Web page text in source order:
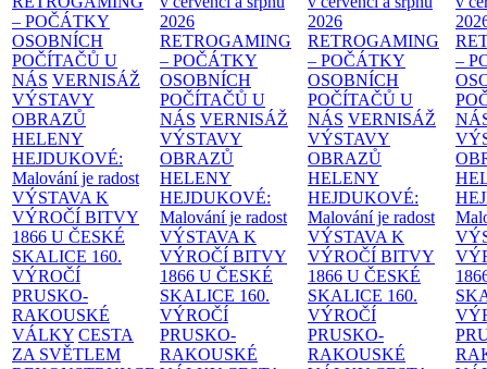
– POČÁTKY
OSOBNÍCH
POČÍTAČŮ U
NÁS VERNISÁŽ
VÝSTAVY
OBRAZŮ
HELENY
HEJDUKOVÉ:
Malování je radost
VÝSTAVA K
VÝROČÍ BITVY
1866 U ČESKÉ
SKALICE 160.
VÝROČÍ
PRUSKO-
RAKOUSKÉ
VÁLKY CESTA
ZA SVĚTLEM
2026
RETROGAMING
– POČÁTKY
OSOBNÍCH
POČÍTAČŮ U
NÁS VERNISÁŽ
VÝSTAVY
OBRAZŮ
HELENY
HEJDUKOVÉ:
Malování je radost
VÝSTAVA K
VÝROČÍ BITVY
1866 U ČESKÉ
SKALICE 160.
VÝROČÍ
PRUSKO-
RAKOUSKÉ
2026
RETROGAMING
– POČÁTKY
OSOBNÍCH
POČÍTAČŮ U
NÁS VERNISÁŽ
VÝSTAVY
OBRAZŮ
HELENY
HEJDUKOVÉ:
Malování je radost
VÝSTAVA K
VÝROČÍ BITVY
1866 U ČESKÉ
SKALICE 160.
VÝROČÍ
PRUSKO-
RAKOUSKÉ
–